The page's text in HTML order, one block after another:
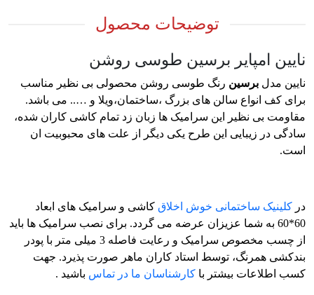
توضیحات محصول
نایین امپایر برسین طوسی روشن
نایین مدل برسین رنگ طوسی روشن محصولی بی نظیر مناسب
برای کف انواع سالن های بزرگ ،ساختمان،ویلا و ….. می باشد.
مقاومت بی نظیر این سرامیک ها زبان زد تمام کاشی کاران شده،
سادگی در زیبایی این طرح یکی دیگر از علت های محبوبیت ان
است.
در کلینیک ساختمانی خوش اخلاق کاشی و سرامیک های ابعاد
60*60 به شما عزیزان عرضه می گردد. برای نصب سرامیک ها باید
از چسب مخصوص سرامیک و رعایت فاصله 3 میلی متر با پودر
بندکشی همرنگ، توسط استاد کاران ماهر صورت پذیرد. جهت
کسب اطلاعات بیشتر با کارشناسان ما در تماس باشید .